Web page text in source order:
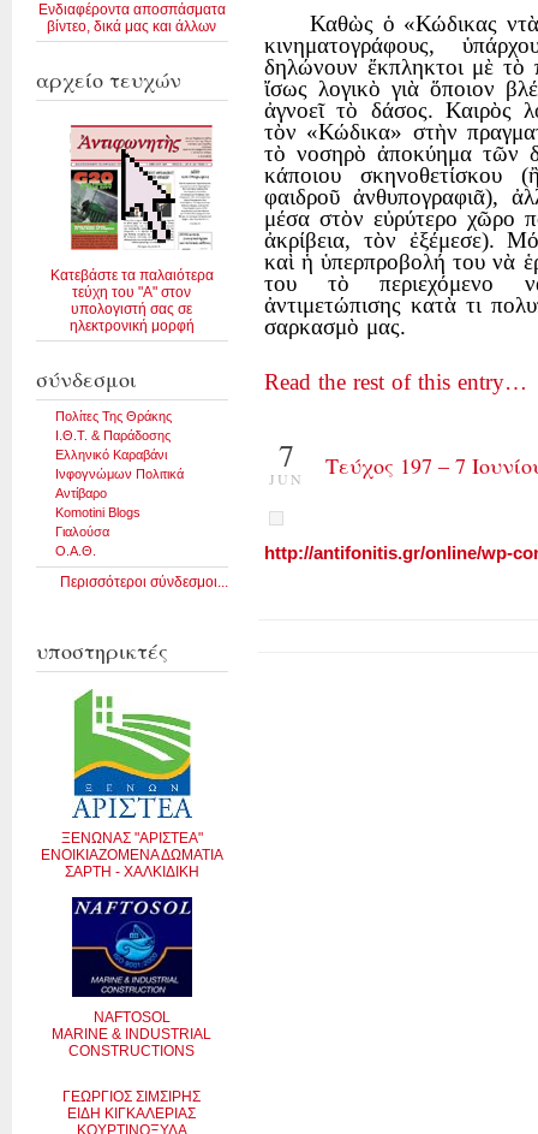
Ενδιαφέροντα αποσπάσματα
βίντεο, δικά μας και άλλων
αρχείο τευχών
Κατεβάστε τα παλαιότερα
τεύχη του "Α" στον
υπολογιστή σας σε
ηλεκτρονική μορφή
σύνδεσμοι
Πολίτες Της Θράκης
Ι.Θ.Τ. & Παράδοσης
Ελληνικό Καραβάνι
Ινφογνώμων Πολιτικά
Αντίβαρο
Komotini Blogs
Γιαλούσα
Ο.Α.Θ.
Περισσότεροι σύνδεσμοι...
υποστηρικτές
ΞΕΝΩΝΑΣ "ΑΡΙΣΤΕΑ"
ΕΝΟΙΚΙΑΖΟΜΕΝΑ ΔΩΜΑΤΙΑ
ΣΑΡΤΗ - ΧΑΛΚΙΔΙΚΗ
NAFTOSOL
MARINE & INDUSTRIAL
CONSTRUCTIONS
ΓΕΩΡΓΙΟΣ ΣΙΜΣΙΡΗΣ
ΕΙΔΗ ΚΙΓΚΑΛΕΡΙΑΣ
ΚΟΥΡΤΙΝΟΞΥΛΑ
Καθὼς ὁ «Κώδικας ντὰ
κινηματογράφους,
δηλώνουν ἔκπληκτοι μὲ τὸ
ἴσως λογικὸ γιὰ ὅποιον
ἀγνοεῖ τὸ δάσος. Καιρὸς
τὸν «Κώδικα» στὴν
τὸ νοσηρὸ ἀποκύημα τῶν
κάποιου σκηνοθετίσκου
φαιδροῦ ἀνθυπογραφιᾶ),
μέσα στὸν εὐρύτερο χῶρο
ἀκρίβεια, τὸν ἐξέμεσε).
καὶ ἡ ὑπερπροβολή του νὰ
του τὸ περιεχόμενο
ἀντιμετώπισης κατὰ τι
σαρκασμὸ μας.
Read the rest of this entry…
7
JUN Τεύχος 197 – 7
http://antifonitis.gr/online/wp-